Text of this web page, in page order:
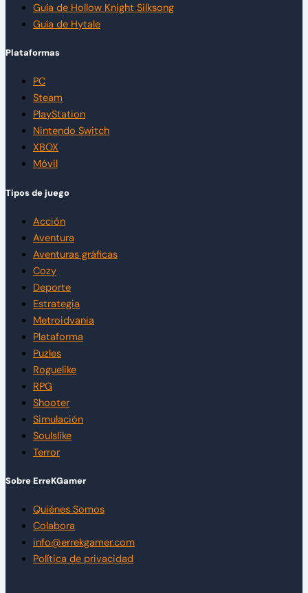
Guía de Hollow Knight Silksong
Guía de Hytale
Plataformas
PC
Steam
PlayStation
Nintendo Switch
XBOX
Móvil
Tipos de juego
Acción
Aventura
Aventuras gráficas
Cozy
Deporte
Estrategia
Metroidvania
Plataforma
Puzles
Roguelike
RPG
Shooter
Simulación
Soulslike
Terror
Sobre ErreKGamer
Quiénes Somos
Colabora
info@errekgamer.com
Política de privacidad